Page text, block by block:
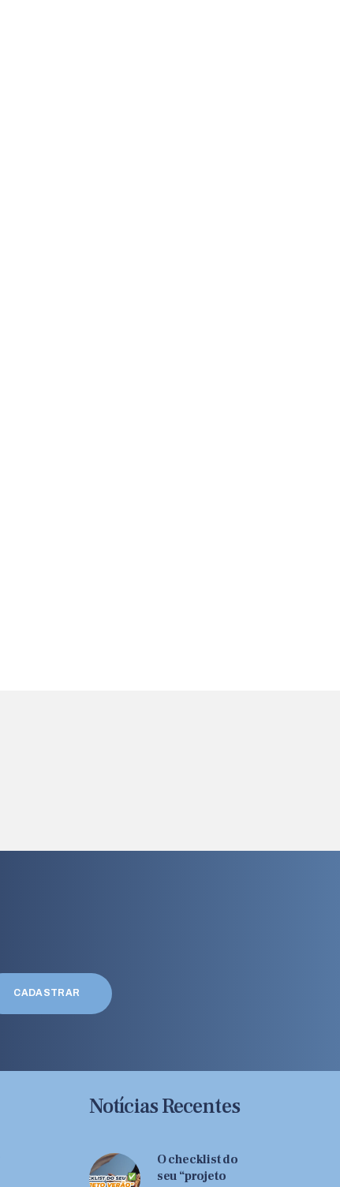
Notícias Recentes
O checklist do
seu “projeto